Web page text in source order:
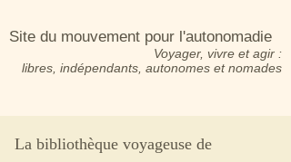
Site du mouvement pour l'autonomadie
Voyager, vivre et agir :
libres, indépendants, autonomes et nomades
La bibliothèque voyageuse de